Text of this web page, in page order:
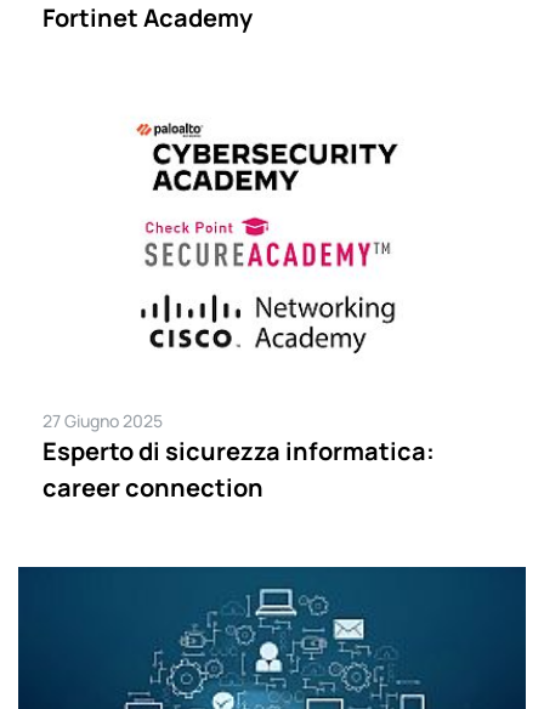
Fortinet Academy
27 Giugno 2025
Esperto di sicurezza informatica:
career connection